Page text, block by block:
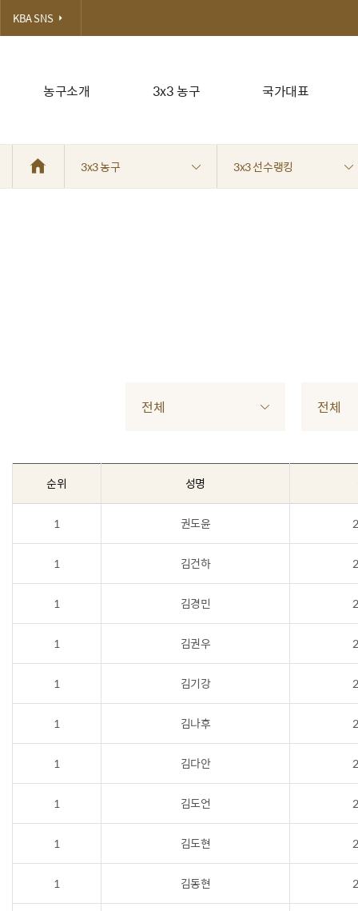
농구소개 3x3 농구 국가대표
KBA SNS
3x3 농구 3x3 선수랭킹
전체 전체
순위 성명
1 권도윤
1 김건하
1 김경민
1 김권우
1 김기강
1 김나후
1 김다안
1 김도언
1 김도현
1 김동현